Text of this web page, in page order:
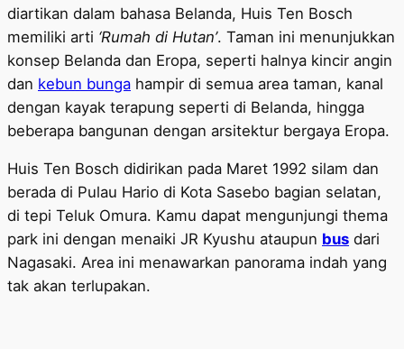
diartikan dalam bahasa Belanda, Huis Ten Bosch
memiliki arti ‘Rumah di Hutan’. Taman ini menunjukkan
konsep Belanda dan Eropa, seperti halnya kincir angin
dan kebun bunga hampir di semua area taman, kanal
dengan kayak terapung seperti di Belanda, hingga
beberapa bangunan dengan arsitektur bergaya Eropa.
Huis Ten Bosch didirikan pada Maret 1992 silam dan
berada di Pulau Hario di Kota Sasebo bagian selatan,
di tepi Teluk Omura. Kamu dapat mengunjungi thema
park ini dengan menaiki JR Kyushu ataupun bus dari
Nagasaki. Area ini menawarkan panorama indah yang
tak akan terlupakan.